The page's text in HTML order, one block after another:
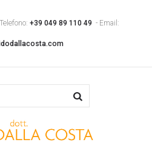
+39 049 89 110 49 - Email: